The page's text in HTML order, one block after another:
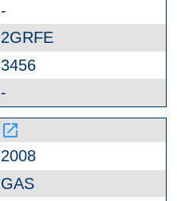
-
2GRFE
3456
-
launch
2008
GAS